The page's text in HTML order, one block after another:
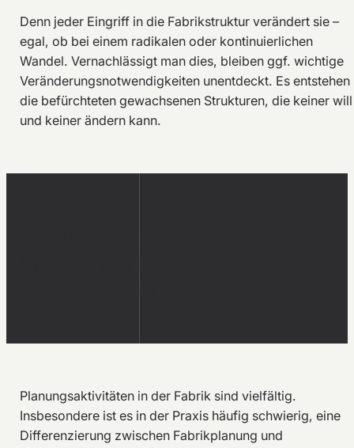
Denn jeder Eingriff in die Fabrikstruktur verändert sie –
egal, ob bei einem radikalen oder kontinuierlichen
Wandel. Vernachlässigt man dies, bleiben ggf. wichtige
Veränderungsnotwendigkeiten unentdeckt. Es entstehen
die befürchteten gewachsenen Strukturen, die keiner will
und keiner ändern kann.
Planungsaktivitäten in der Fabrik sind vielfältig.
Insbesondere ist es in der Praxis häufig schwierig, eine
Differenzierung zwischen Fabrikplanung und